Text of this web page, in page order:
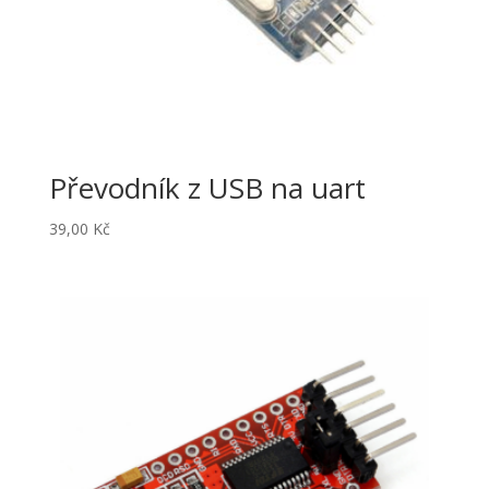
Převodník z USB na uart
39,00 Kč